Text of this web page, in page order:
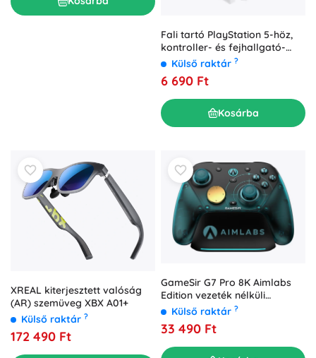
Fali tartó PlayStation 5-höz,
kontroller- és fejhallgató-
tartókkal, NanoRS RS181,
Külső raktár ?
6 690 Ft
Kosárba
XREAL kiterjesztett valóság
(AR) szemüveg XBX A01+
Külső raktár ?
172 490 Ft
GameSir G7 Pro 8K Aimlabs
Edition vezeték nélküli
kontroller PC-hez
Külső raktár ?
33 490 Ft